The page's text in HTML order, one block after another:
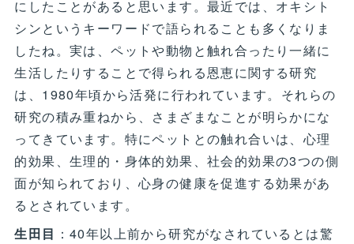
にしたことがあると思います。最近では、オキシト
シンというキーワードで語られることも多くなりま
したね。実は、ペットや動物と触れ合ったり一緒に
生活したりすることで得られる恩恵に関する研究
は、1980年頃から活発に行われています。それらの
研究の積み重ねから、さまざまなことが明らかにな
ってきています。特にペットとの触れ合いは、心理
的効果、生理的・身体的効果、社会的効果の3つの側
面が知られており、心身の健康を促進する効果があ
るとされています。
生田目 ：40年以上前から研究がなされているとは驚